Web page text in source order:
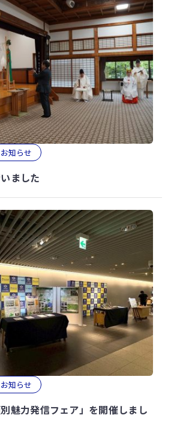
お知らせ
ました
お知らせ
別魅力発信フェア」を開催しまし